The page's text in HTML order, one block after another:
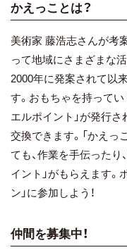
かえっことは？
美術家 藤浩志さんが考
って地域にさまざまな
2000年に発案されて以
す。おもちゃを持ってい
エルポイント」が発行
交換できます。「かえっ
ても、作業を手伝ったり
イント」がもらえます。
ン」に参加しよう！
仲間を募集中！